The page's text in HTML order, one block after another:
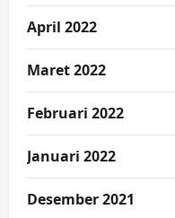
April 2022
Maret 2022
Februari 2022
Januari 2022
Desember 2021